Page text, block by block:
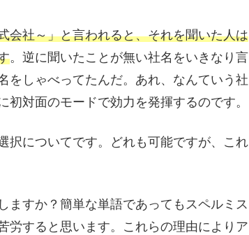
会社～」と言われると、それを聞いた人は
。逆に聞いたことが無い社名をいきなり言
をしゃべってたんだ。あれ、なんていう社
対面のモードで効力を発揮するのです。
択についてです。どれも可能ですが、これ
ますか？簡単な単語であってもスペルミス
労すると思います。これらの理由によりア